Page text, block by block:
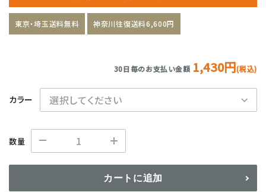
東京・埼玉送料無料 神奈川往復送料6,600円
30日毎のお支払い金額 1,430円(税込)
カラー
数量
カートに追加